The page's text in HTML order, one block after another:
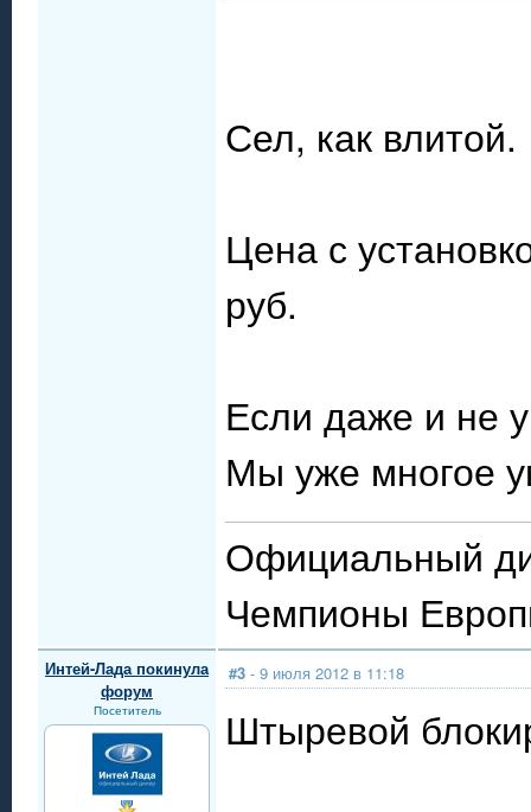
Сел, как влитой.
Цена с
руб.
Если даже и не
Мы уже многое
Официальный
Чемпионы
Интей-Лада покинула
форум
Посетитель
#3 - 9 июля 2012 в 11:18
Штыревой